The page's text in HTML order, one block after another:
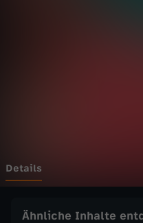
t
Details
Ähnliche Inhalte